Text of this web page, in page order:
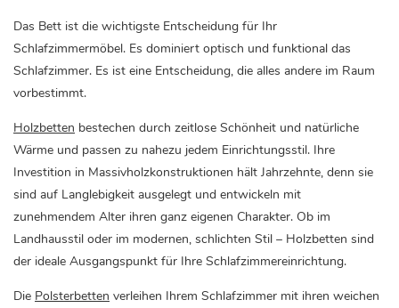
Das Bett ist die wichtigste Entscheidung für Ihr
Schlafzimmermöbel. Es dominiert optisch und funktional das
Schlafzimmer. Es ist eine Entscheidung, die alles andere im Raum
vorbestimmt.
Holzbetten bestechen durch zeitlose Schönheit und natürliche
Wärme und passen zu nahezu jedem Einrichtungsstil. Ihre
Investition in Massivholzkonstruktionen hält Jahrzehnte, denn sie
sind auf Langlebigkeit ausgelegt und entwickeln mit
zunehmendem Alter ihren ganz eigenen Charakter. Ob im
Landhausstil oder im modernen, schlichten Stil – Holzbetten sind
der ideale Ausgangspunkt für Ihre Schlafzimmereinrichtung.
Die Polsterbetten verleihen Ihrem Schlafzimmer mit ihren weichen